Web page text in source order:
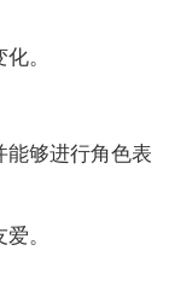
。
能够进行角色表
。